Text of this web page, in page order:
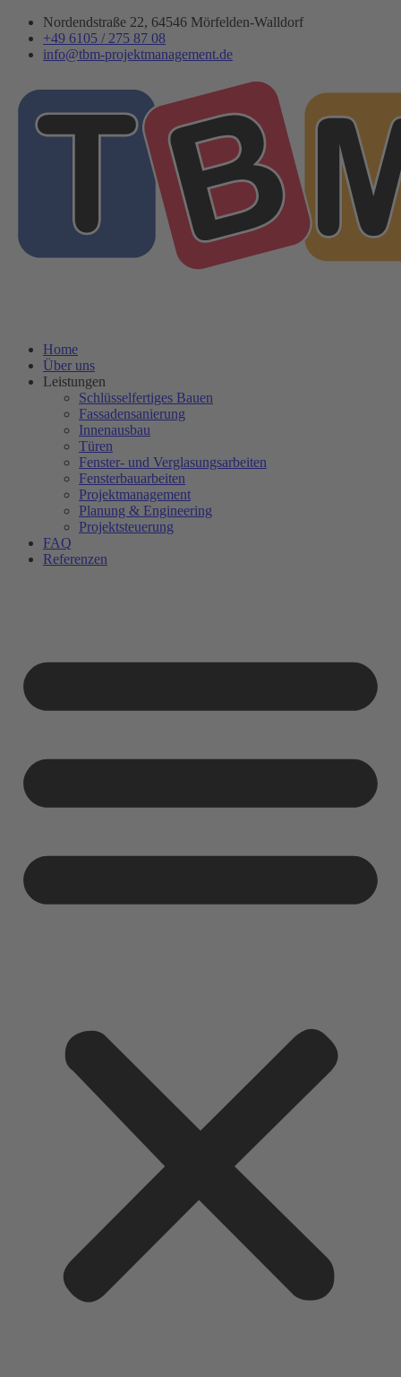
Zum
Inhalt
springen
Nordendstraße 22, 64546 Mörfelden-Walldorf
+49 6105 / 275 87 08
info@tbm-projektmanagement.de
Home
Über uns
Leistungen
Schlüsselfertiges Bauen
Fassadensanierung
Innenausbau
Türen
Fenster- und Verglasungsarbeiten
Fensterbauarbeiten
Projektmanagement
Planung & Engineering
Projektsteuerung
FAQ
Referenzen